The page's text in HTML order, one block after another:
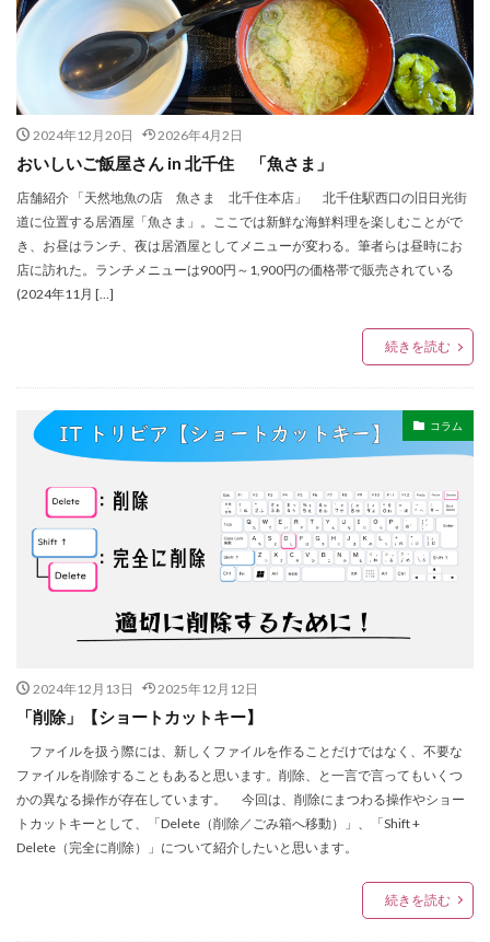
2024年12月20日 2026年4月2日
おいしいご飯屋さん in 北千住 「魚さま」
店舗紹介 「天然地魚の店 魚さま 北千住本店」 北千住駅西口の旧日光街
道に位置する居酒屋「魚さま」。ここでは新鮮な海鮮料理を楽しむことがで
き、お昼はランチ、夜は居酒屋としてメニューが変わる。筆者らは昼時にお
店に訪れた。ランチメニューは900円～1,900円の価格帯で販売されている
(2024年11月 […]
続きを読む
コラム
2024年12月13日 2025年12月12日
「削除」【ショートカットキー】
ファイルを扱う際には、新しくファイルを作ることだけではなく、不要な
ファイルを削除することもあると思います。削除、と一言で言ってもいくつ
かの異なる操作が存在しています。 今回は、削除にまつわる操作やショー
トカットキーとして、「Delete（削除／ごみ箱へ移動）」、「Shift +
Delete（完全に削除）」について紹介したいと思います。
続きを読む